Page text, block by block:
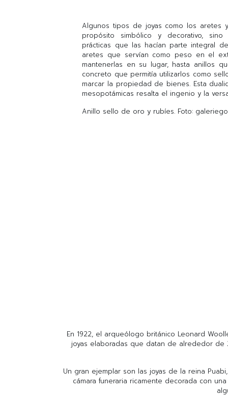
Algunos tipos de joyas como los aretes
propósito simbólico y decorativo, sino
prácticas que las hacían parte integral
aretes que servían como peso en el
mantenerlas en su lugar, hasta anillos
concreto que permitía utilizarlos como
marcar la propiedad de bienes. Esta
mesopotámicas resalta el ingenio y la
Anillo sello de oro y rubíes. Foto:
En 1922, el arqueólogo británico Leonard
joyas elaboradas que datan de alrededor de
Un gran ejemplar son las joyas de la reina
cámara funeraria ricamente decorada con